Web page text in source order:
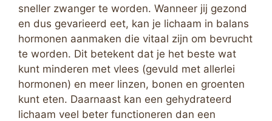
sneller zwanger te worden. Wanneer jij gezond
en dus gevarieerd eet, kan je lichaam in balans
hormonen aanmaken die vitaal zijn om bevrucht
te worden. Dit betekent dat je het beste wat
kunt minderen met vlees (gevuld met allerlei
hormonen) en meer linzen, bonen en groenten
kunt eten. Daarnaast kan een gehydrateerd
lichaam veel beter functioneren dan een